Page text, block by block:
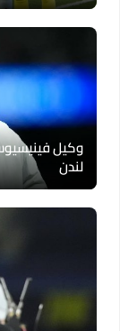
وكيل فينيسيوس
لندن